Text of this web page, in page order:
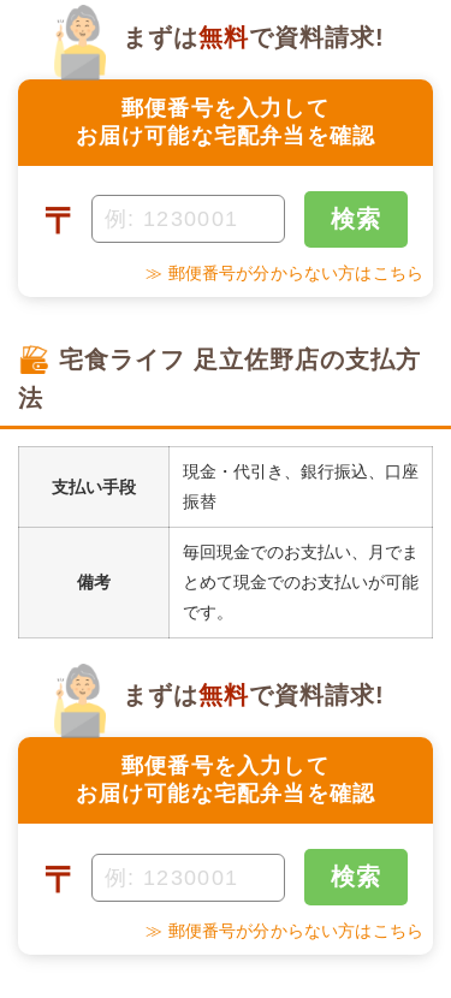
郵便番号を入力して
お届け可能な宅配弁当を確認
まずは無料で資料請求!
〒 検索
≫ 郵便番号が分からない方はこちら
宅食ライフ 足立佐野店の支払方
法
支払い手段
現金・代引き、銀行振込、口座
振替
備考
毎回現金でのお支払い、月でま
とめて現金でのお支払いが可能
です。
郵便番号を入力して
お届け可能な宅配弁当を確認
まずは無料で資料請求!
〒 検索
≫ 郵便番号が分からない方はこちら